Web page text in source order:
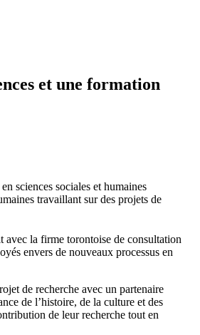
et une formation
sciences sociales et humaines
travaillant sur des projets de
avec la firme torontoise de consultation
envers de nouveaux processus en
de recherche avec un partenaire
de l’histoire, de la culture et des
de leur recherche tout en